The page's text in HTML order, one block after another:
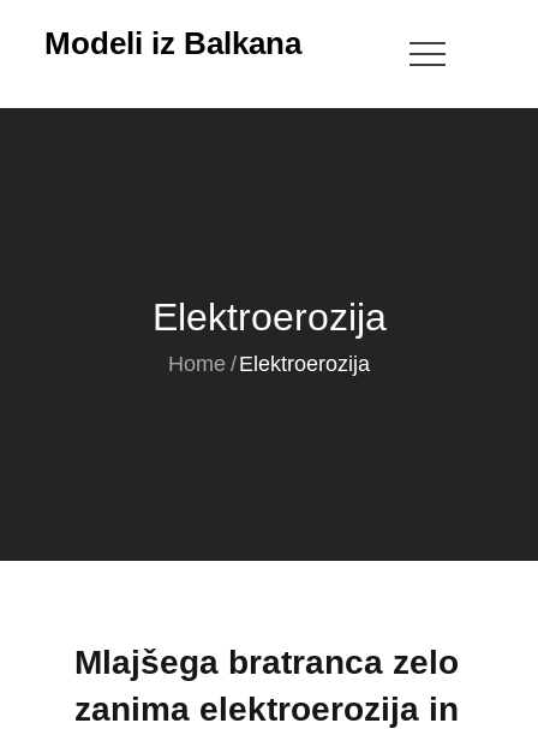
Modeli iz Balkana
Elektroerozija
Home Elektroerozija
Mlajšega bratranca zelo
zanima elektroerozija in